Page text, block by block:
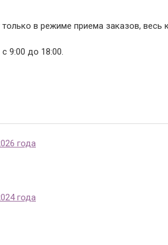
в режиме приема заказов, весь
9:00 до 18:00.
года
года